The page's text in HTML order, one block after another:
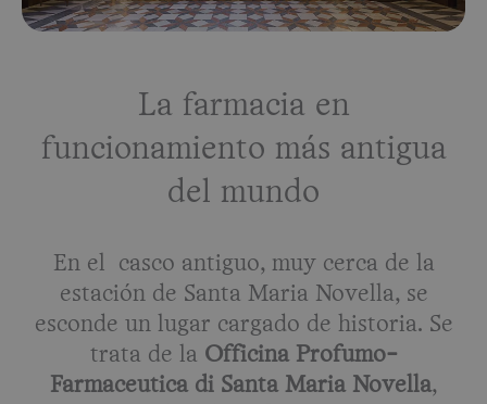
La farmacia en
funcionamiento más antigua
del mundo
En el casco antiguo, muy cerca de la
estación de Santa Maria Novella, se
esconde un lugar cargado de historia. Se
trata de la Officina Profumo-
Farmaceutica di Santa Maria Novella,